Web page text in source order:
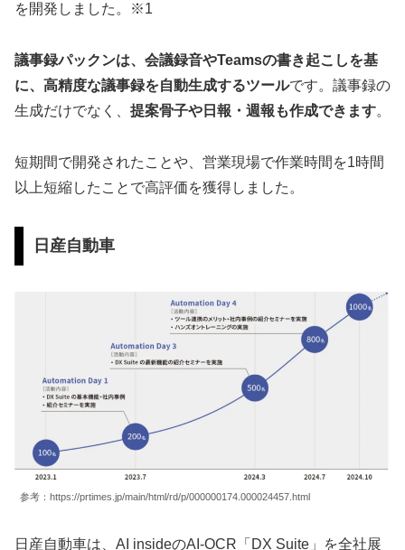
を開発しました。※1
議事録パックンは、会議録音やTeamsの書き起こしを基
に、高精度な議事録を自動生成するツールです。議事録の
生成だけでなく、 提案骨子や日報・週報も作成できます。
短期間で開発されたことや、営業現場で作業時間を1時間
以上短縮したことで高評価を獲得しました。
日産自動車
参考：https://prtimes.jp/main/html/rd/p/000000174.000024457.html
日産自動車は、AI insideのAI-OCR「DX Suite」を全社展